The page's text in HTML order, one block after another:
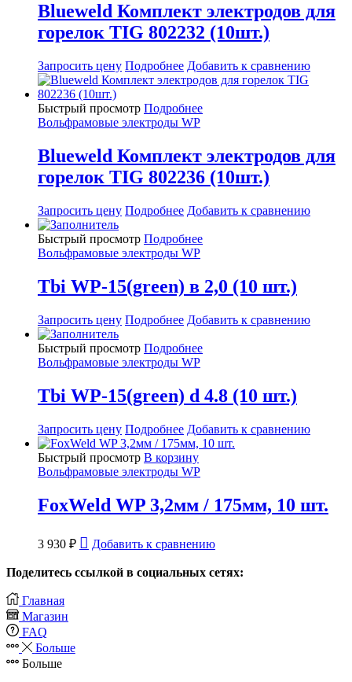
Blueweld Комплект электродов для
горелок TIG 802232 (10шт.)
Запросить цену Подробнее Добавить к сравнению
Быстрый просмотр Подробнее
Вольфрамовые электроды WP
Blueweld Комплект электродов для
горелок TIG 802236 (10шт.)
Запросить цену Подробнее Добавить к сравнению
Быстрый просмотр Подробнее
Вольфрамовые электроды WP
Tbi WP-15(green) в 2,0 (10 шт.)
Запросить цену Подробнее Добавить к сравнению
Быстрый просмотр Подробнее
Вольфрамовые электроды WP
Tbi WP-15(green) d 4.8 (10 шт.)
Запросить цену Подробнее Добавить к сравнению
Быстрый просмотр В корзину
Вольфрамовые электроды WP
FoxWeld WP 3,2мм / 175мм, 10 шт.
3 930 ₽ Добавить к сравнению
Поделитесь ссылкой в социальных сетях:
Главная
Магазин
FAQ
Больше
Больше